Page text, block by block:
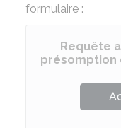
formulaire :
Requête
présomption